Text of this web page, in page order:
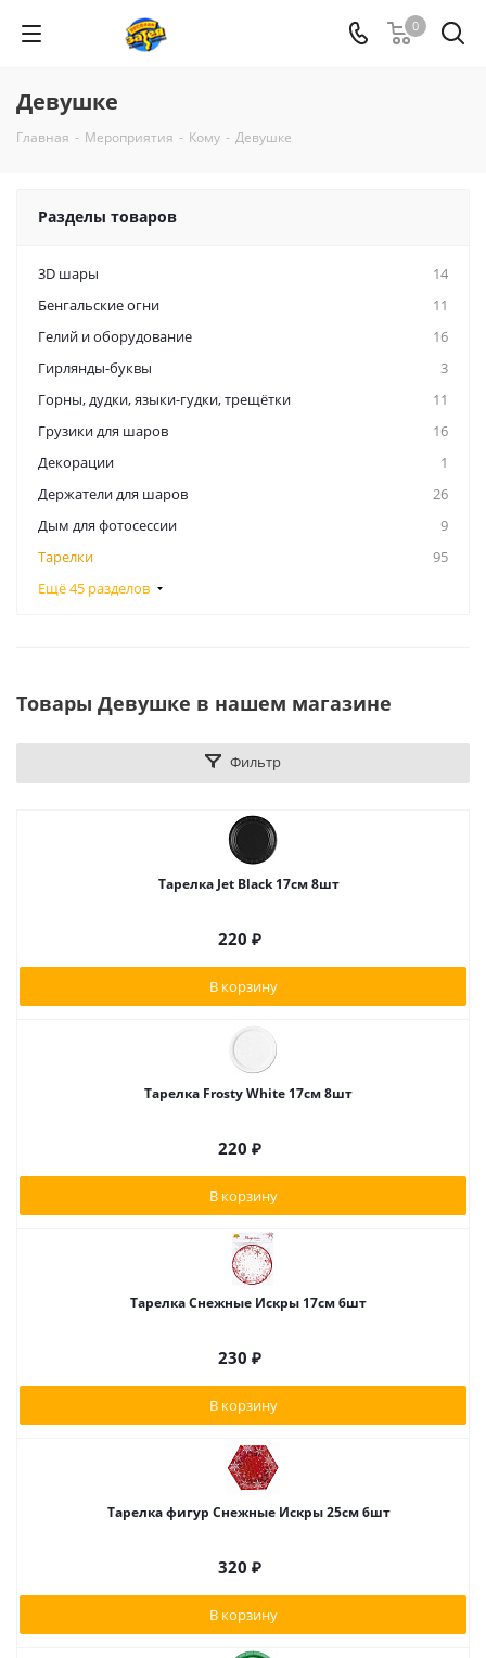
0
Девушке
Главная - Мероприятия - Кому - Девушке
Разделы товаров
3D шары
14
Бенгальские огни
11
Гелий и оборудование
16
Гирлянды-буквы
3
Горны, дудки, языки-гудки, трещётки
11
Грузики для шаров
16
Декорации
1
Держатели для шаров
26
Дым для фотосессии
9
Тарелки
95
Ещё 45 разделов
Товары Девушке в нашем магазине
Фильтр
Тарелка Jet Black 17см 8шт
220 ₽
В корзину
Тарелка Frosty White 17см 8шт
220 ₽
В корзину
Тарелка Снежные Искры 17см 6шт
230 ₽
В корзину
Тарелка фигур Снежные Искры 25см 6шт
320 ₽
В корзину